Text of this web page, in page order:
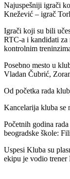
Najuspešniji igrači
Knežević – igrač
Igrači koji su bili
RTC-a i kandidati
kontrolnim
Posebno mesto u
Vladan Čubrić,
Od početka rada
Kancelarija kluba se
Početnih godina
beogradske škole:
Uspesi Kluba su
ekipu je vodio